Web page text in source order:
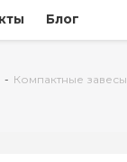
Блог
- Компактные завесы